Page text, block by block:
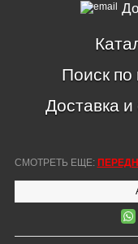
Поиск по
Доставка
СМОТРЕТЬ ЕЩЕ: